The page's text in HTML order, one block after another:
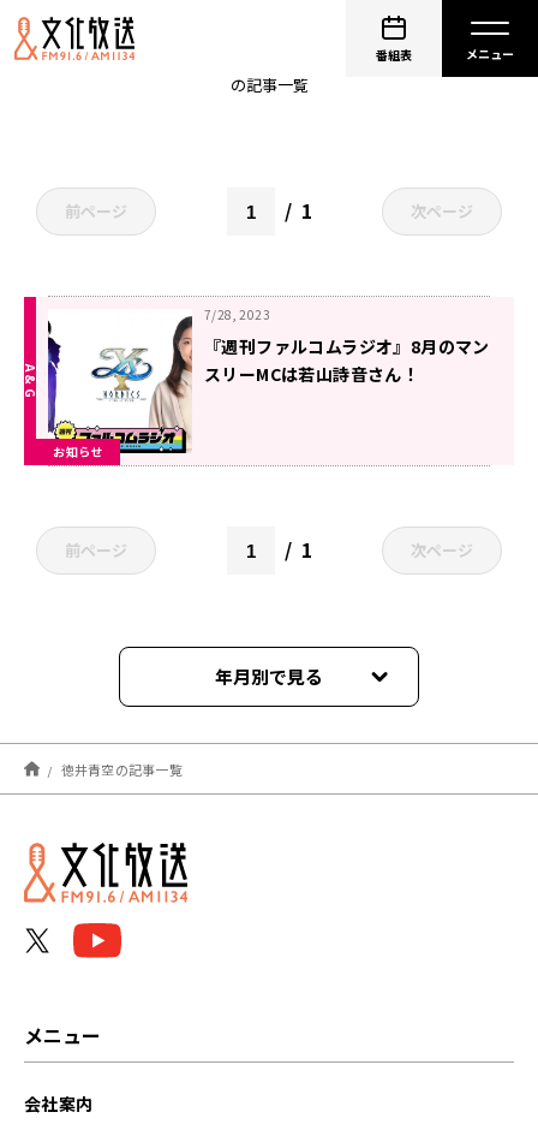
番組表
の記事一覧
前ページ 1 次ページ
お知らせ
7/28, 2023
『週刊ファルコムラジオ』8月のマン
スリーMCは若山詩音さん！
前ページ 1 次ページ
年月別で見る
2026年08月
2023年08月
2023年07月
徳井青空の記事一覧
メニュー
会社案内